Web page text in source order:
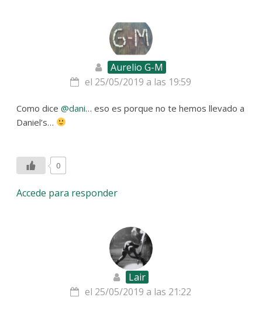
Aurelio G-M
el 25/05/2019 a las 19:59
Como dice@dani… eso es porque no te hemos llevado a
Daniel’s…
0
Accede para responder
Lair
el 25/05/2019 a las 21:22